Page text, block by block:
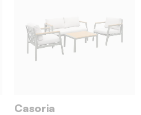
Casoria